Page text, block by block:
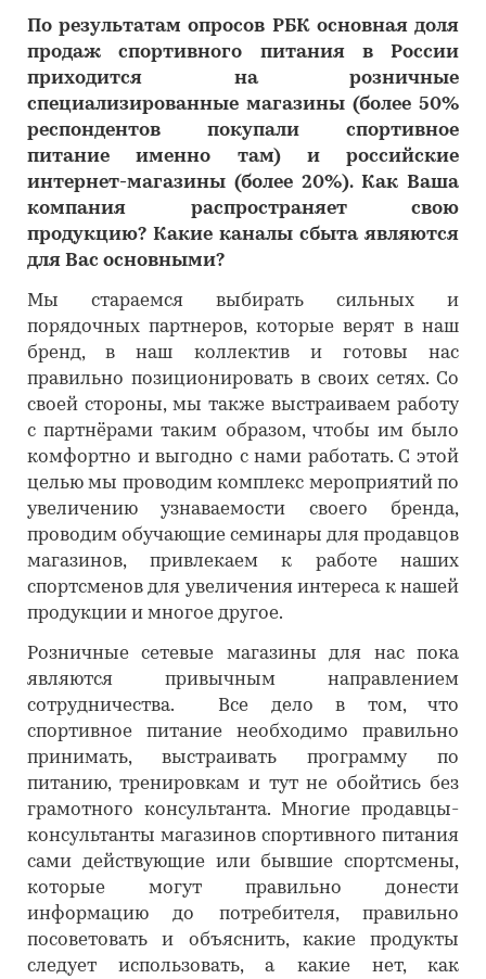
По результатам опросов РБК основная доля
продаж спортивного питания в России
приходится на розничные
специализированные магазины (более 50%
респондентов покупали спортивное
питание именно там) и российские
интернет-магазины (более 20%). Как Ваша
компания распространяет свою
продукцию? Какие каналы сбыта являются
для Вас основными?
Мы стараемся выбирать сильных и
порядочных партнеров, которые верят в наш
бренд, в наш коллектив и готовы нас
правильно позиционировать в своих сетях. Со
своей стороны, мы также выстраиваем работу
с партнёрами таким образом, чтобы им было
комфортно и выгодно с нами работать. С этой
целью мы проводим комплекс мероприятий по
увеличению узнаваемости своего бренда,
проводим обучающие семинары для продавцов
магазинов, привлекаем к работе наших
спортсменов для увеличения интереса к нашей
продукции и многое другое.
Розничные сетевые магазины для нас пока
являются привычным направлением
сотрудничества. Все дело в том, что
спортивное питание необходимо правильно
принимать, выстраивать программу по
питанию, тренировкам и тут не обойтись без
грамотного консультанта. Многие продавцы-
консультанты магазинов спортивного питания
сами действующие или бывшие спортсмены,
которые могут правильно донести
информацию до потребителя, правильно
посоветовать и объяснить, какие продукты
следует использовать, а какие нет, как